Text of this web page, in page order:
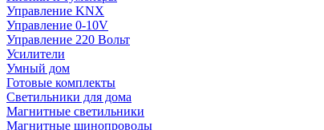
Управление KNX
Управление 0-10V
Управление 220 Вольт
Усилители
Умный дом
Готовые комплекты
Светильники для дома
Магнитные светильники
Магнитные шинопроводы